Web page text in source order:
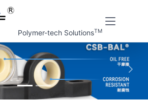
Polymer-tech SolutionsTM
下一